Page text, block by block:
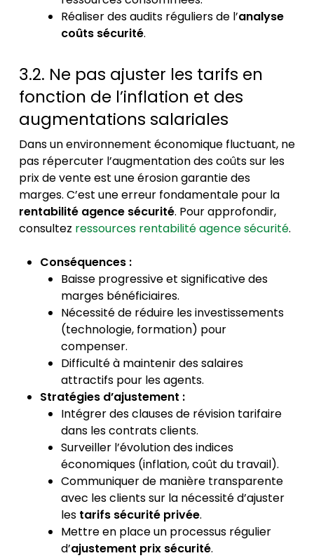
Réaliser des audits réguliers de l’analyse
coûts sécurité.
3.2. Ne pas ajuster les tarifs en
fonction de l’inflation et des
augmentations salariales
Dans un environnement économique fluctuant, ne
pas répercuter l’augmentation des coûts sur les
prix de vente est une érosion garantie des
marges. C’est une erreur fondamentale pour la
rentabilité agence sécurité. Pour approfondir,
consultez ressources rentabilité agence sécurité.
Conséquences :
Baisse progressive et significative des
marges bénéficiaires.
Nécessité de réduire les investissements
(technologie, formation) pour
compenser.
Difficulté à maintenir des salaires
attractifs pour les agents.
Stratégies d’ajustement :
Intégrer des clauses de révision tarifaire
dans les contrats clients.
Surveiller l’évolution des indices
économiques (inflation, coût du travail).
Communiquer de manière transparente
avec les clients sur la nécessité d’ajuster
les tarifs sécurité privée.
Mettre en place un processus régulier
d’ajustement prix sécurité.